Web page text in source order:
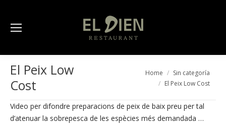
El Peix Low
Cost
Home
Sin categoría
El Peix Low Cost
Video per difondre preparacions de peix de baix preu per tal
d’atenuar la sobrepesca de les espècies més demandada …